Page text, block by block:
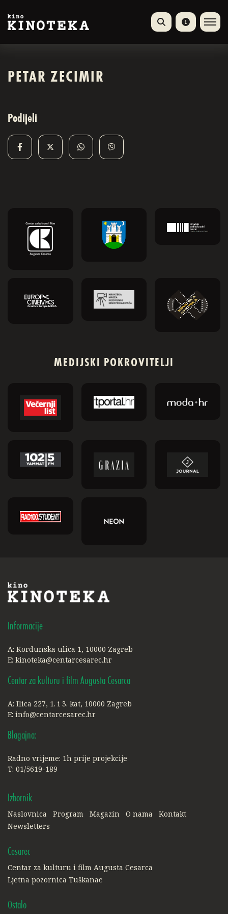
PETAR ZECIMIR
Podijeli
MEDIJSKI POKROVITELJI
Informacije
A: Kordunska ulica 1, 10000 Zagreb
E: kinoteka@centarcesarec.hr
Centar za kulturu i film Augusta Cesarca
A: Ilica 227, 1. i 3. kat, 10000 Zagreb
E: info@centarcesarec.hr
Blagajna:
Radno vrijeme: 1h prije projekcije
T: 01/5619-189
Izbornik
Naslovnica Program Magazin O nama
Kontakt
Newsletters
Cesarec
Centar za kulturu i film Augusta Cesarca
Ljetna pozornica Tuškanac
Ostalo